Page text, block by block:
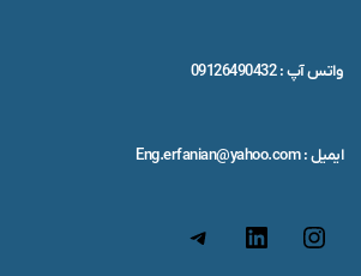
واتس آپ : 09126490432
ایمیل : Eng.erfanian@yahoo.com